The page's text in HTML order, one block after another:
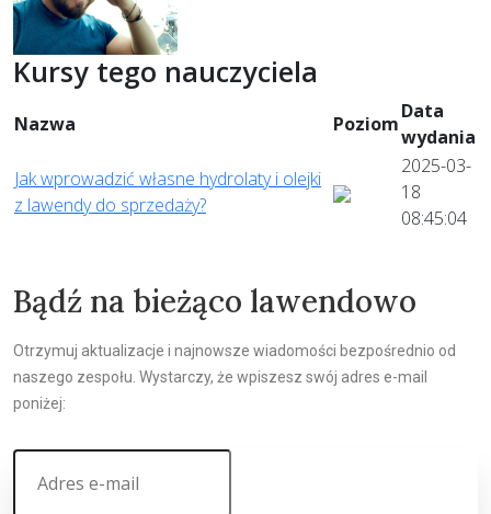
Kursy tego nauczyciela
Nazwa Poziom
Data
wydania
Jak wprowadzić własne hydrolaty i olejki
z lawendy do sprzedaży?
2025-03-
18
08:45:04
Bądź na bieżąco lawendowo
Otrzymuj aktualizacje i najnowsze wiadomości bezpośrednio od
naszego zespołu. Wystarczy, że wpiszesz swój adres e-mail
poniżej: